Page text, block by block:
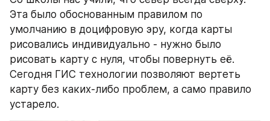
Эта было обоснованным правилом по
умолчанию в доцифровую эру, когда карты
рисовались индивидуально - нужно было
рисовать карту с нуля, чтобы повернуть её.
Сегодня ГИС технологии позволяют вертеть
карту без каких-либо проблем, а само правило
устарело.